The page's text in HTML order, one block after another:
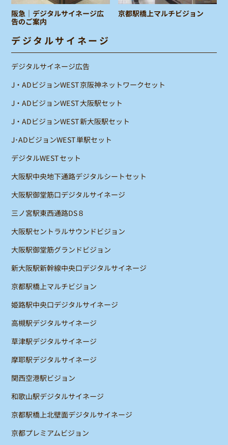
阪急｜デジタルサイネージ広
告のご案内
京都駅橋上マルチビジョン
デジタルサイネージ
デジタルサイネージ広告
J・ADビジョンWEST京阪神ネットワークセット
J・ADビジョンWEST大阪駅セット
J・ADビジョンWEST新大阪駅セット
J･ADビジョンWEST単駅セット
デジタルWESTセット
大阪駅中央地下通路デジタルシートセット
大阪駅御堂筋口デジタルサイネージ
三ノ宮駅東西通路DS８
大阪駅セントラルサウンドビジョン
大阪駅御堂筋グランドビジョン
新大阪駅新幹線中央口デジタルサイネージ
京都駅橋上マルチビジョン
姫路駅中央口デジタルサイネージ
高槻駅デジタルサイネージ
草津駅デジタルサイネージ
摩耶駅デジタルサイネージ
関西空港駅ビジョン
和歌山駅デジタルサイネージ
京都駅橋上北壁面デジタルサイネージ
京都プレミアムビジョン